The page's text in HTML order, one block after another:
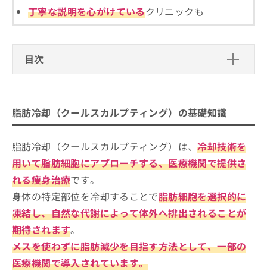
丁寧な説明を心がけているクリニックも
目次
脂肪冷却（クールスカルプティング）では何をす
るの？
脂肪冷却（クールスカルプティング）の対象とな
る部位
脂肪冷却（クールスカルプティング）
クする4つのポイント
そもそも脂肪冷却（クールスカルプティング）っ
てどんな治療？わかりやすい比較表もあり！
広島市で評判の脂肪冷却におすすめの
クリニック5選
エルムクリニック 広島院
広島ステーションクリニック MILKY CLOUD
さくら美容クリニック
湘南美容クリニック 広島院
品川スキンクリニック 広島院
脂肪冷却（クールスカルプティング）の基礎知識
脂肪冷却（クールスカルプティング）は、冷却技術を
用いて脂肪細胞にアプローチする、医療機関で提供さ
れる痩身治療です。
身体の特定部位を冷却することで脂肪細胞を選択的に
凍結し、自然な代謝によって体外へ排出されることが
期待されます。
メスを使わずに脂肪減少を目指す方法として、一部の
医療機関で導入されています。
症状
のご
など
はで
きま
せん
ださ
い。
拡
充
の
し
は
こ
ら
掲
載
情
報
の
修
正
は
こ
の
ご
こ
無
情
報
拡
充
の
お
申
し
込
み
は